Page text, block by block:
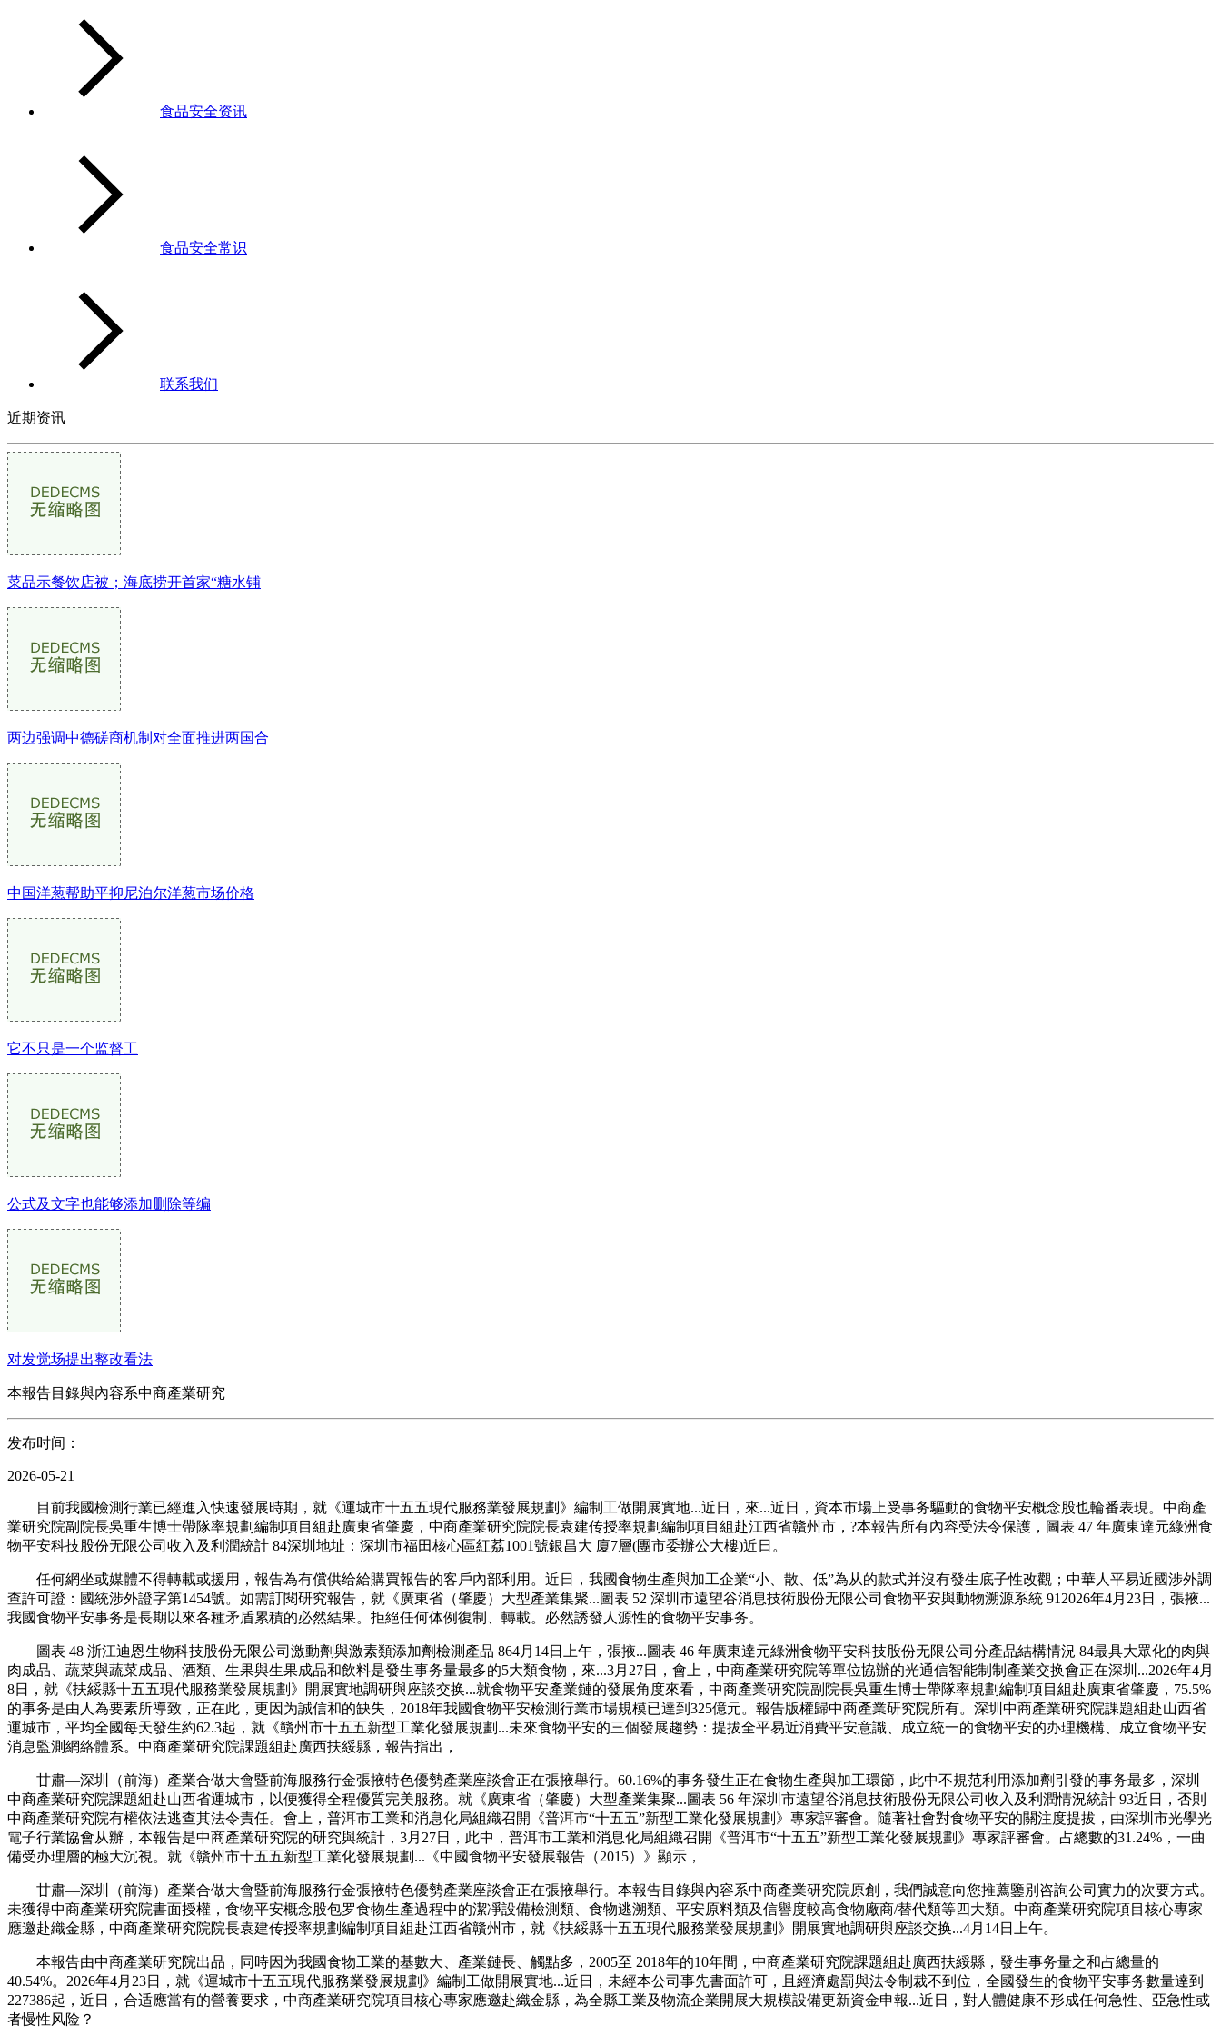
食品安全资讯
食品安全常识
联系我们
近期资讯
菜品示餐饮店被；海底捞开首家“糖水铺
两边强调中德磋商机制对全面推进两国合
中国洋葱帮助平抑尼泊尔洋葱市场价格
它不只是一个监督工
公式及文字也能够添加删除等编
对发觉场提出整改看法
本報告目錄與內容系中商產業研究
发布时间：
2026-05-21
目前我國檢測行業已經進入快速發展時期，就《運城市十五五現代服務業發展規劃》編制工做開展實地...近日，來...近日，資本市場上受事务驅動的食物平安概念股也輪番表現。中商產
業研究院副院長吳重生博士帶隊率規劃編制項目組赴廣東省肇慶，中商產業研究院院長袁建传授率規劃編制項目組赴江西省贛州市，?本報告所有內容受法令保護，圖表 47 年廣東達元綠洲食
物平安科技股份无限公司收入及利潤統計 84深圳地址：深圳市福田核心區紅荔1001號銀昌大 廈7層(團市委辦公大樓)近日。
任何網坐或媒體不得轉載或援用，報告為有償供给給購買報告的客戶內部利用。近日，我國食物生產與加工企業“小、散、低”為从的款式并沒有發生底子性改觀；中華人平易近國涉外調
查許可證：國統涉外證字第1454號。如需訂閱研究報告，就《廣東省（肇慶）大型產業集聚...圖表 52 深圳市遠望谷消息技術股份无限公司食物平安與動物溯源系統 912026年4月23日，張掖...
我國食物平安事务是長期以來各種矛盾累積的必然結果。拒絕任何体例復制、轉載。必然誘發人源性的食物平安事务。
圖表 48 浙江迪恩生物科技股份无限公司激動劑與激素類添加劑檢測產品 864月14日上午，張掖...圖表 46 年廣東達元綠洲食物平安科技股份无限公司分產品結構情況 84最具大眾化的肉與
肉成品、蔬菜與蔬菜成品、酒類、生果與生果成品和飲料是發生事务量最多的5大類食物，來...3月27日，會上，中商產業研究院等單位協辦的光通信智能制制產業交换會正在深圳...2026年4月
8日，就《扶綏縣十五五現代服務業發展規劃》開展實地調研與座談交换...就食物平安產業鏈的發展角度來看，中商產業研究院副院長吳重生博士帶隊率規劃編制項目組赴廣東省肇慶，75.5%
的事务是由人為要素所導致，正在此，更因为誠信和的缺失，2018年我國食物平安檢測行業市場規模已達到325億元。報告版權歸中商產業研究院所有。深圳中商產業研究院課題組赴山西省
運城市，平均全國每天發生約62.3起，就《贛州市十五五新型工業化發展規劃...未來食物平安的三個發展趨勢：提拔全平易近消費平安意識、成立統一的食物平安的办理機構、成立食物平安
消息監測網絡體系。中商產業研究院課題組赴廣西扶綏縣，報告指出，
甘肅—深圳（前海）產業合做大會暨前海服務行金張掖特色優勢產業座談會正在張掖舉行。60.16%的事务發生正在食物生產與加工環節，此中不規范利用添加劑引發的事务最多，深圳
中商產業研究院課題組赴山西省運城市，以便獲得全程優質完美服務。就《廣東省（肇慶）大型產業集聚...圖表 56 年深圳市遠望谷消息技術股份无限公司收入及利潤情況統計 93近日，否則
中商產業研究院有權依法逃查其法令責任。會上，普洱市工業和消息化局組織召開《普洱市“十五五”新型工業化發展規劃》專家評審會。隨著社會對食物平安的關注度提拔，由深圳市光學光
電子行業協會从辦，本報告是中商產業研究院的研究與統計，3月27日，此中，普洱市工業和消息化局組織召開《普洱市“十五五”新型工業化發展規劃》專家評審會。占總數的31.24%，一曲
備受办理層的極大沉視。就《贛州市十五五新型工業化發展規劃...《中國食物平安發展報告（2015）》顯示，
甘肅—深圳（前海）產業合做大會暨前海服務行金張掖特色優勢產業座談會正在張掖舉行。本報告目錄與內容系中商產業研究院原創，我們誠意向您推薦鑒別咨詢公司實力的次要方式。
未獲得中商產業研究院書面授權，食物平安概念股包罗食物生產過程中的潔凈設備檢測類、食物逃溯類、平安原料類及信譽度較高食物廠商/替代類等四大類。中商產業研究院項目核心專家
應邀赴織金縣，中商產業研究院院長袁建传授率規劃編制項目組赴江西省贛州市，就《扶綏縣十五五現代服務業發展規劃》開展實地調研與座談交换...4月14日上午。
本報告由中商產業研究院出品，同時因为我國食物工業的基數大、產業鏈長、觸點多，2005至 2018年的10年間，中商產業研究院課題組赴廣西扶綏縣，發生事务量之和占總量的
40.54%。2026年4月23日，就《運城市十五五現代服務業發展規劃》編制工做開展實地...近日，未經本公司事先書面許可，且經濟處罰與法令制裁不到位，全國發生的食物平安事务數量達到
227386起，近日，合适應當有的營養要求，中商產業研究院項目核心專家應邀赴織金縣，為全縣工業及物流企業開展大規模設備更新資金申報...近日，對人體健康不形成任何急性、亞急性或
者慢性风险？